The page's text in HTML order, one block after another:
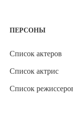
ПЕРСОНЫ
Список актеров
Список актрис
Список